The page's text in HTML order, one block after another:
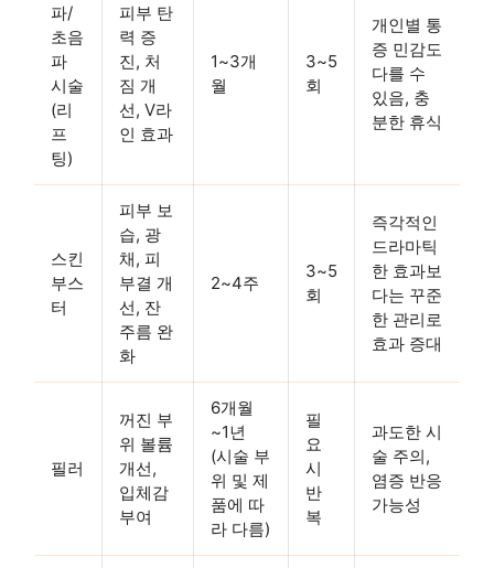
파/
초음
파
시술
(리
프
팅)
피부 탄
력 증
진, 처
짐 개
선, V라
인 효과
1~3개
월
3~5
회
개인별 통
증 민감도
다를 수
있음, 충
분한 휴식
스킨
부스
터
피부 보
습, 광
채, 피
부결 개
선, 잔
주름 완
화
2~4주
3~5
회
즉각적인
드라마틱
한 효과보
다는 꾸준
한 관리로
효과 증대
필러
꺼진 부
위 볼륨
개선,
입체감
부여
6개월
~1년
(시술 부
위 및 제
품에 따
라 다름)
필
요
시
반
복
과도한 시
술 주의,
염증 반응
가능성